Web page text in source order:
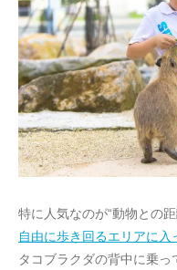
特に人気なのが“動物との
自由に歩き回るエリアに入
タコブラクダの背中に乗